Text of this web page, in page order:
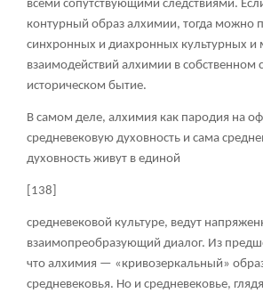
всеми сопутствующими следствиями.
контурный образ алхимии, тогда можно
синхронных и диахронных культурных и
взаимодействий алхимии в собственном
историческом бытие.
В самом деле, алхимия как пародия на
средневековую духовность и сама
духовность живут в единой
[138]
средневековой культуре, ведут
взаимопреобразующий диалог. Из
что алхимия — «кривозеркальный»
средневековья. Но и средневековье,